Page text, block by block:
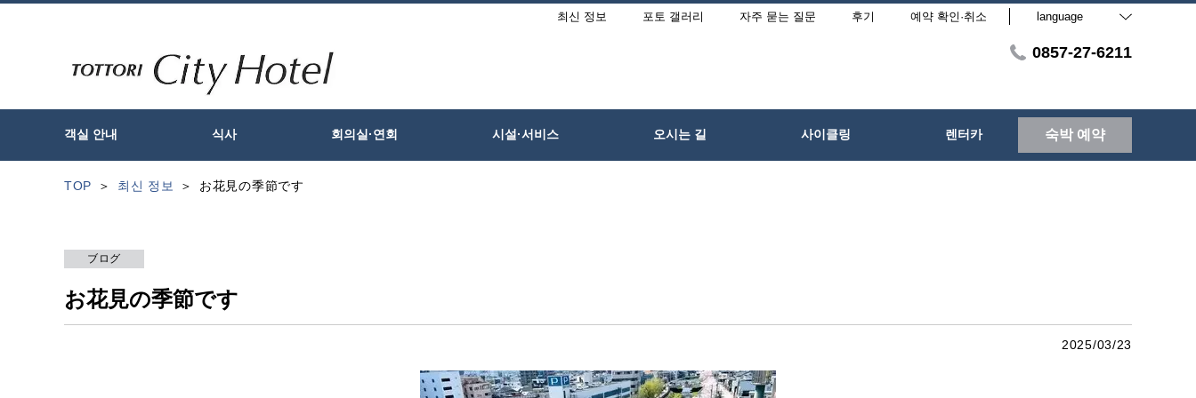
최신 정보 포토 갤러리 자주 묻는 질문 후기 예약 확인·취소 language
0857-27-6211
객실 안내 식사 회의실·연회 시설·서비스 오시는 길 사이클링 렌터카 숙박 예약
TOP 최신 정보 お花見の季節です
ブログ
お花見の季節です
2025/03/23